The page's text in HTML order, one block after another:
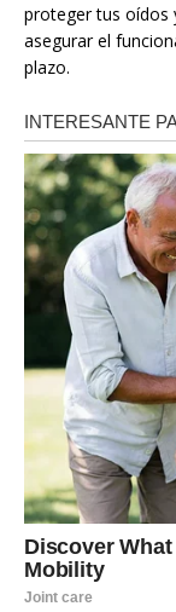
proteger tus
asegurar el
plazo.